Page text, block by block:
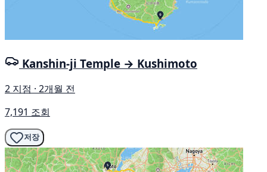
Kanshin-ji Temple → Kushimoto
2 지점 · 2개월 전
7,191 조회
저장